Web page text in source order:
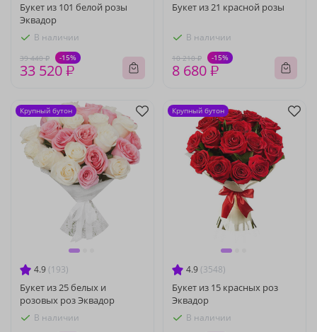
Букет из 101 белой розы
Эквадор
В наличии
39 440 ₽ -15%
33 520 ₽
Букет из 21 красной розы
В наличии
10 210 ₽ -15%
8 680 ₽
4.9 (193)
Букет из 25 белых и
розовых роз Эквадор
В наличии
Крупный бутон
4.9 (3548)
Букет из 15 красных роз
Эквадор
В наличии
Крупный бутон